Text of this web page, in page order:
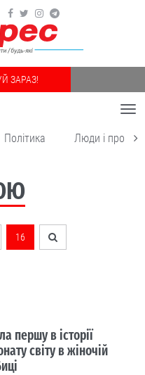
ЗАРАЗ!
Політика Люди і
16
першу в історії
світу в жіночій